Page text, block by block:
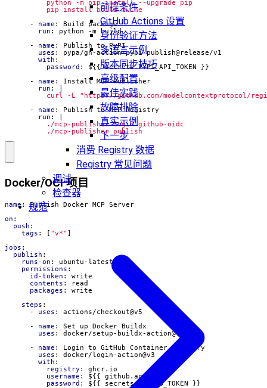
前提条件
GitHub Actions 设置
身份验证方法
多语言示例
版本同步技巧
高级配置
最佳实践
故障排除
真实示例
下一步
消费 Registry 数据
Registry 常见问题
调试
检查器
规范
          pip install build twine
- name :
Build package
run :
python -m build
- name :
Publish to PyPI
uses :
pypa/gh-action-pypi-publish@release/v1
with :
password :
${{ secrets.PYPI_API_TOKEN }}
- name :
Install MCP Publisher
run :
curl -L "https://github.com/modelcontextprotocol/
- name :
Publish to MCP Registry
run :
          ./mcp-publisher publish
Docker/OCI 项目
name:
Publish Docker MCP Server
on :
push :
tags : [ "v*" ]
jobs :
publish :
runs-on :
ubuntu-latest
permissions :
id-token :
write
contents :
read
packages :
write
steps :
- uses :
actions/checkout@v5
- name :
Set up Docker Buildx
uses :
docker/setup-buildx-action@v3
- name :
Login to GitHub Container Registry
uses :
docker/login-action@v3
with :
registry :
ghcr.io
username :
${{ github.actor }}
password :
${{ secrets.GITHUB_TOKEN }}